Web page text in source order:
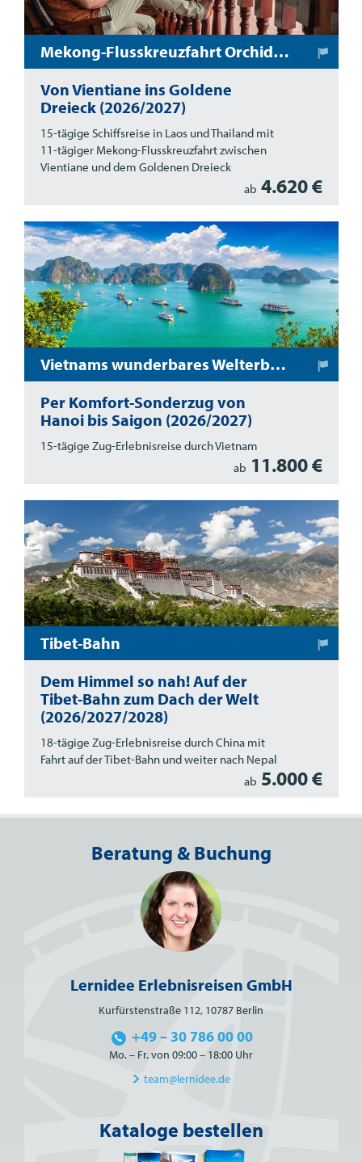
Mekong-Flusskreuzfahrt Orchidee
Von Vientiane ins Goldene
Dreieck (2026/2027)
15-tägige Schiffsreise in Laos und Thailand mit
11-tägiger Mekong-Flusskreuzfahrt zwischen
Vientiane und dem Goldenen Dreieck
ab 4.620 €
Vietnams wunderbares Welterbe: Bahnreise mit dem SJourney-Sonderzug
Per Komfort-Sonderzug von
Hanoi bis Saigon (2026/2027)
15-tägige Zug-Erlebnisreise durch Vietnam
ab 11.800 €
Tibet-Bahn
Dem Himmel so nah! Auf der
Tibet-Bahn zum Dach der Welt
(2026/2027/2028)
18-tägige Zug-Erlebnisreise durch China mit
Fahrt auf der Tibet-Bahn und weiter nach Nepal
ab 5.000 €
Beratung & Buchung
Lernidee Erlebnisreisen GmbH
Kurfürstenstraße 112, 10787 Berlin
+49 – 30 786 00 00
Mo. – Fr. von 09:00 – 18:00 Uhr
team@lernidee.de
Kataloge bestellen